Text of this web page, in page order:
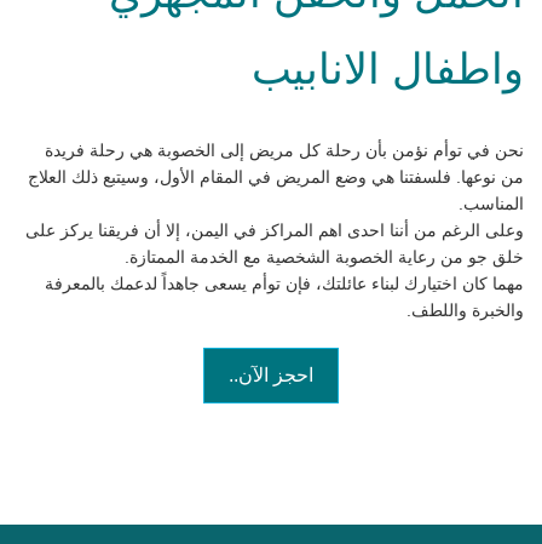
واطفال الانابيب
نحن في توأم نؤمن بأن رحلة كل مريض إلى الخصوبة هي رحلة فريدة
من نوعها. فلسفتنا هي وضع المريض في المقام الأول، وسيتبع ذلك العلاج
المناسب.
وعلى الرغم من أننا احدى اهم المراكز في اليمن، إلا أن فريقنا يركز على
خلق جو من رعاية الخصوبة الشخصية مع الخدمة الممتازة.
مهما كان اختيارك لبناء عائلتك، فإن توأم يسعى جاهداً لدعمك بالمعرفة
والخبرة واللطف.
احجز الآن..